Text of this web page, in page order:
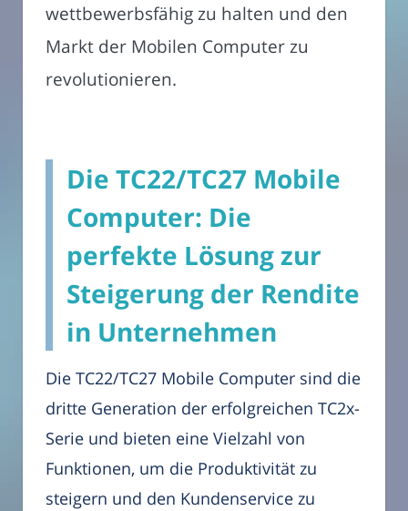
wettbewerbsfähig zu halten und den
Markt der Mobilen Computer zu
revolutionieren.
Die TC22/TC27 Mobile
Computer: Die
perfekte Lösung zur
Steigerung der Rendite
in Unternehmen
Die TC22/TC27 Mobile Computer sind die
dritte Generation der erfolgreichen TC2x-
Serie und bieten eine Vielzahl von
Funktionen, um die Produktivität zu
steigern und den Kundenservice zu